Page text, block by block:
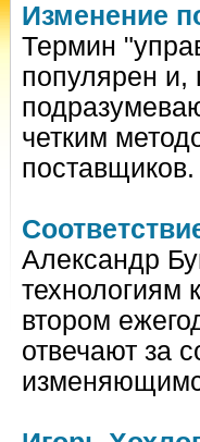
Изменение
Термин
популярен и,
четким
Александр
технологиям
втором
отвечают за